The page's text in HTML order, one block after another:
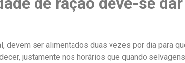
devem ser alimentados duas vezes por dia para
justamente nos horários que quando